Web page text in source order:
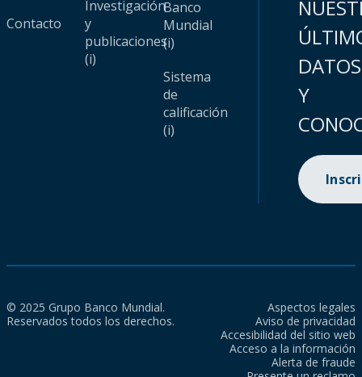
Contacto
Investigación
y
publicaciones
(i)
Banco
Mundial
(i)
Sistema
de
calificación
(i)
DATOS
Y
© 2025 Grupo Banco Mundial.
Reservados todos los derechos.
Aspectos legales
Aviso de privacidad
Accesibilidad del sitio web
Acceso a la información
Alerta de fraude